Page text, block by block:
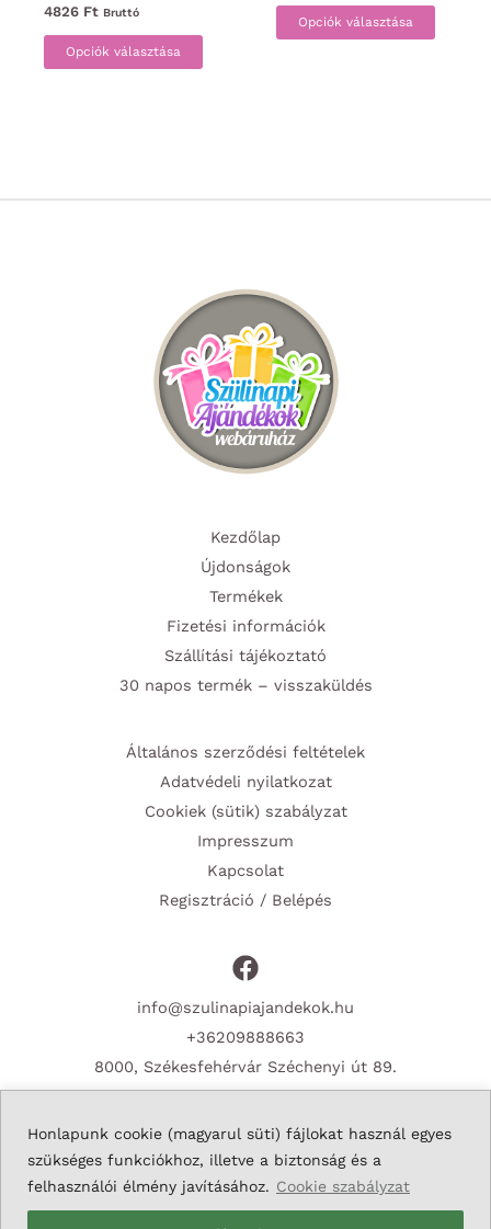
Honlapunk cookie (magyarul süti) fájlokat használ egyes
szükséges funkciókhoz, illetve a biztonság és a
felhasználói élmény javításához. Cookie szabályzat
4826 Ft Bruttó
Opciók választása
Ennek
a
termékoldalon
választhatók
ki
Opciók választása
Ennek
a
Kezdőlap
Újdonságok
Termékek
Fizetési információk
Szállítási tájékoztató
30 napos termék – visszaküldés
Általános szerződési feltételek
Adatvédeli nyilatkozat
Cookiek (sütik) szabályzat
Impresszum
Kapcsolat
Regisztráció / Belépés
info@szulinapiajandekok.hu
+36209888663
8000, Székesfehérvár Széchenyi út 89.